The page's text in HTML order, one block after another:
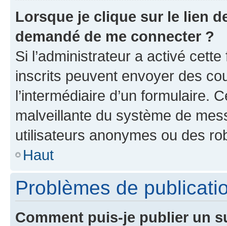
Lorsque je clique sur le lien
demandé de me connecter ?
Si l’administrateur a activé
inscrits peuvent envoyer des
l’intermédiaire d’un formulaire.
malveillante du système de
utilisateurs anonymes ou des
Haut
Problèmes de
Comment puis-je publier un